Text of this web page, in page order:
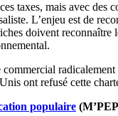
taxes, mais avec des
L’enjeu est de
doivent
ont refusé cette
populaire